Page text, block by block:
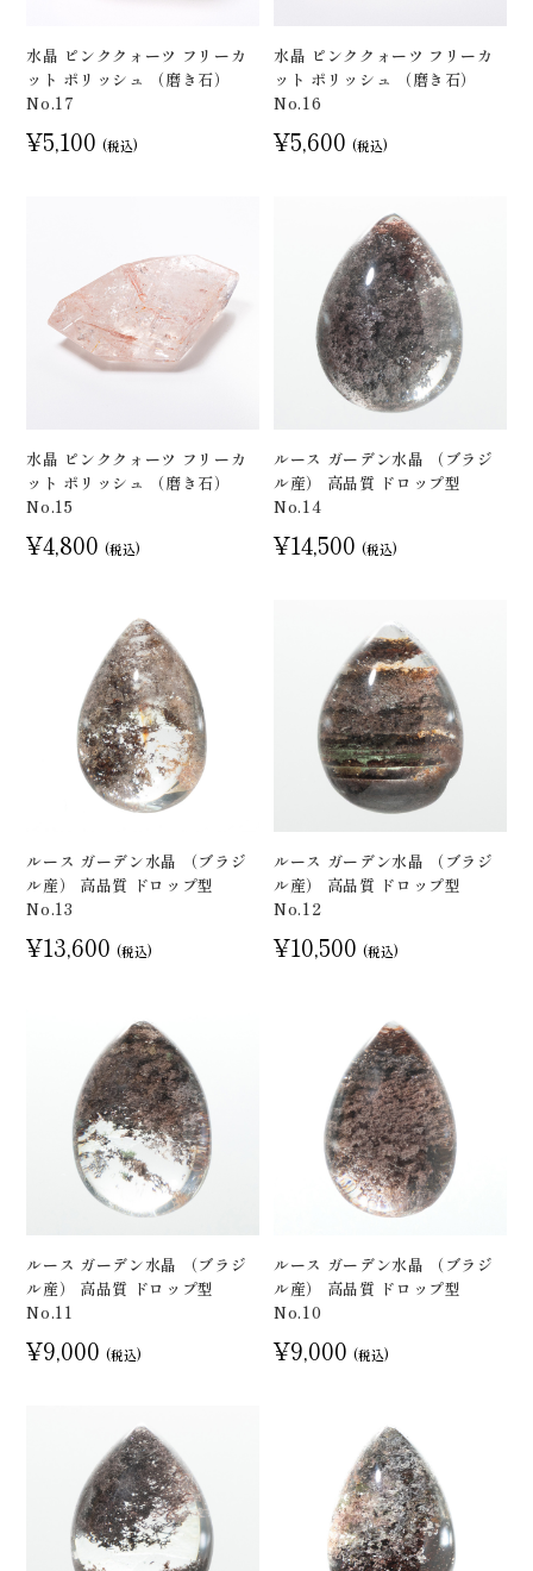
水晶 ピンククォーツ フリーカ
ット ポリッシュ （磨き石）
No.17
¥5,100 (税込)
水晶 ピンククォーツ フリーカ
ット ポリッシュ （磨き石）
No.16
¥5,600 (税込)
水晶 ピンククォーツ フリーカ
ット ポリッシュ （磨き石）
No.15
¥4,800 (税込)
ルース ガーデン水晶 （ブラジ
ル産） 高品質 ドロップ型
No.14
¥14,500 (税込)
ルース ガーデン水晶 （ブラジ
ル産） 高品質 ドロップ型
No.13
¥13,600 (税込)
ルース ガーデン水晶 （ブラジ
ル産） 高品質 ドロップ型
No.12
¥10,500 (税込)
ルース ガーデン水晶 （ブラジ
ル産） 高品質 ドロップ型
No.11
¥9,000 (税込)
ルース ガーデン水晶 （ブラジ
ル産） 高品質 ドロップ型
No.10
¥9,000 (税込)